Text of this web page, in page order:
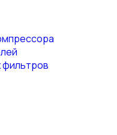
фильтров